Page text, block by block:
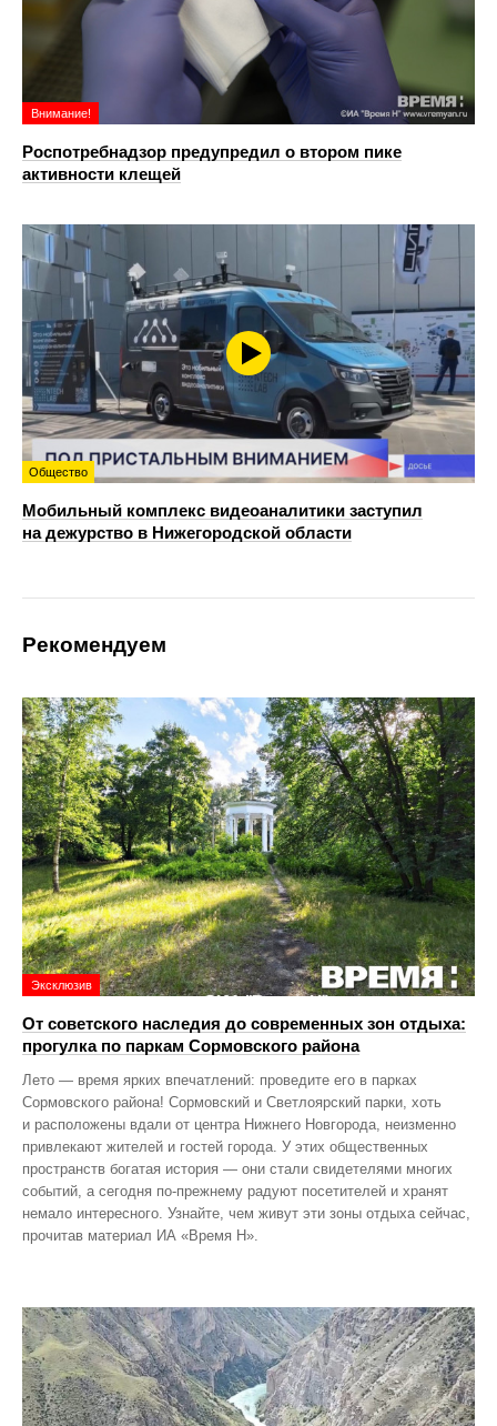
Внимание!
Роспотребнадзор предупредил о втором пике
активности клещей
Общество
Мобильный комплекс видеоаналитики заступил
на дежурство в Нижегородской области
Рекомендуем
Эксклюзив
От советского наследия до современных зон отдыха:
прогулка по паркам Сормовского района
Лето — время ярких впечатлений: проведите его в парках
Сормовского района! Сормовский и Светлоярский парки, хоть
и расположены вдали от центра Нижнего Новгорода, неизменно
привлекают жителей и гостей города. У этих общественных
пространств богатая история — они стали свидетелями многих
событий, а сегодня по‑прежнему радуют посетителей и хранят
немало интересного. Узнайте, чем живут эти зоны отдыха сейчас,
прочитав материал ИА «Время Н».